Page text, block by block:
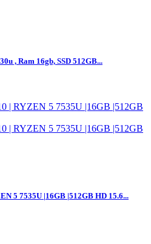
, Ram 16gb, SSD 512GB...
5 7535U |16GB |512GB HD 15.6...